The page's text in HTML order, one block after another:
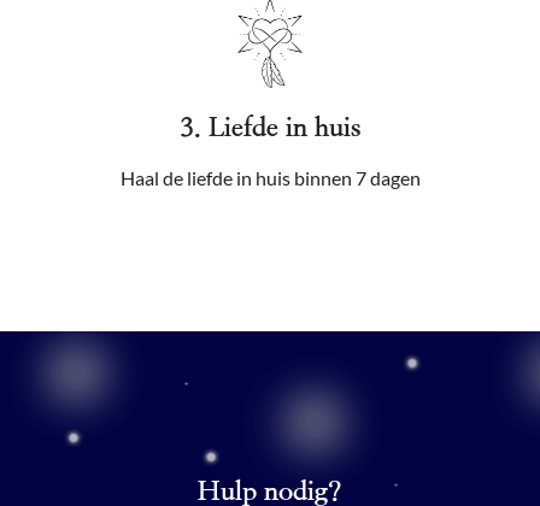
3. Liefde in huis
Haal de liefde in huis binnen 7 dagen
Hulp nodig?